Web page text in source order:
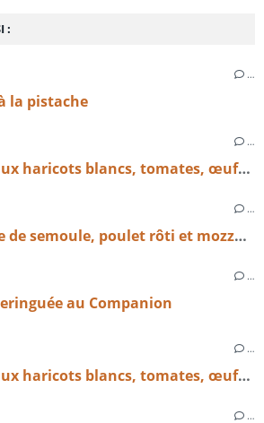
:
…
la pistache
…
Salade fraîcheur aux haricots blancs, tomates, œufs et emmental
…
Salade gourmande de semoule, poulet rôti et mozzarella
…
au Companion
…
Salade fraîcheur aux haricots blancs, tomates, œufs et emmental
…